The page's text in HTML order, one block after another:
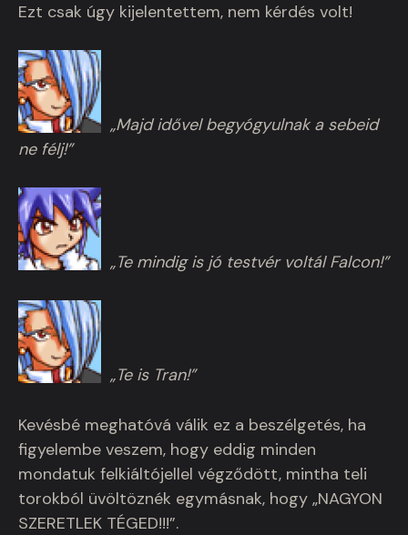
Ezt csak úgy kijelentettem, nem kérdés volt!
„Majd idővel begyógyulnak a sebeid
ne félj!”
„Te mindig is jó testvér voltál Falcon!”
„Te is Tran!”
Kevésbé meghatóvá válik ez a beszélgetés, ha
figyelembe veszem, hogy eddig minden
mondatuk felkiáltójellel végződött, mintha teli
torokból üvöltöznék egymásnak, hogy „NAGYON
SZERETLEK TÉGED!!!”.